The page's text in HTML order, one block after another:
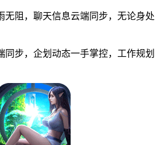
阻，聊天信息云端同步，无论身处
步，企划动态一手掌控，工作规划